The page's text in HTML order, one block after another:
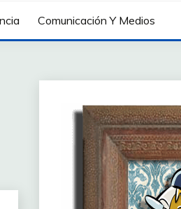
Comunicación Y Medios